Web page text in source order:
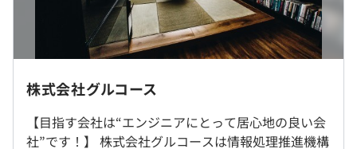
トフォームのコンサルティング及び開発〜運用保守業務。
・OJT制度
先輩社員のサポートのもとOJTをおこなうので、専門知
識やスキルを身につけることができます。
＜雇入時＞
＜変更範囲＞
変更なし
は年収提示額を保証するものではありません）
10時30分～19時30分（試用期間中）
休憩時間：休憩60分 ※昼食時間は業務の都合により各々
前年度 男性5人 女性0人
2年度前 男性3人 女性0人
3年度前 男性0人 女性0人
平均勤続年数
5.0年
株式会社グルコース
【目指す会社は“エンジニアにとって居心地の良い会
社”です！】 株式会社グルコースは情報処理推進機構